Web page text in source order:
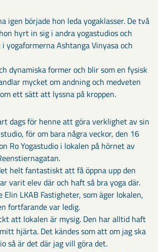
igen började hon leda yogaklasser. De två
hyrt in sig i andra yogastudios och
yogaformerna Ashtanga Vinyasa och
dynamiska former och blir som en fysisk
mycket om andning och medveten
ett sätt att lyssna på kroppen.
dags för henne att göra verklighet av sin
för om bara några veckor, den 16
Ro Yogastudio i lokalen på hörnet av
helt fantastiskt att få öppna upp den
varit elev där och haft så bra yoga där.
Elin LKAB Fastigheter, som äger lokalen,
fortfarande var ledig.
att lokalen är mysig. Den har alltid haft
hjärta. Det kändes som att om jag ska
så är det där jag vill göra det.